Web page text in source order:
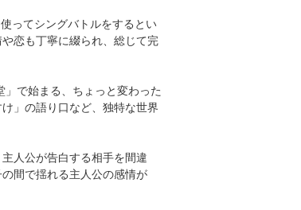
ってシングバトルをするとい
恋も丁寧に綴られ、総じて完
で始まる、ちょっと変わった
」の語り口など、独特な世界
人公が告白する相手を間違
間で揺れる主人公の感情が